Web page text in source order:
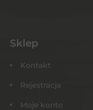
Sklep
Kontakt
Rejestracja
Moje konto